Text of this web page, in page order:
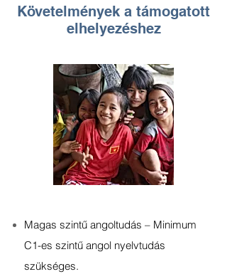
Követelmények a támogatott
elhelyezéshez
Magas szintű angoltudás – Minimum
C1-es szintű angol nyelvtudás
szükséges.